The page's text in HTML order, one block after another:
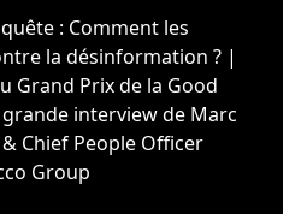
: Comment les
la désinformation ? |
Grand Prix de la Good
interview de Marc
Chief People Officer
Group